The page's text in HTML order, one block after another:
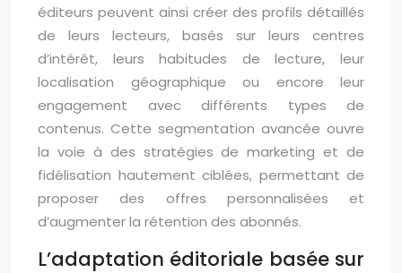
éditeurs peuvent ainsi créer des profils détaillés
de leurs lecteurs, basés sur leurs centres
d’intérêt, leurs habitudes de lecture, leur
localisation géographique ou encore leur
engagement avec différents types de
contenus. Cette segmentation avancée ouvre
la voie à des stratégies de marketing et de
fidélisation hautement ciblées, permettant de
proposer des offres personnalisées et
d’augmenter la rétention des abonnés.
L’adaptation éditoriale basée sur